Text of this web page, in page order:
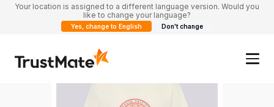
Your location is assigned to a different language version. Would you
like to change your language?
Yes, change to English Don't change